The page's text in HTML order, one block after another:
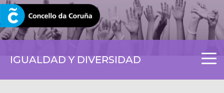
IGUALDAD Y DIVERSIDAD
CORUNA.GAL